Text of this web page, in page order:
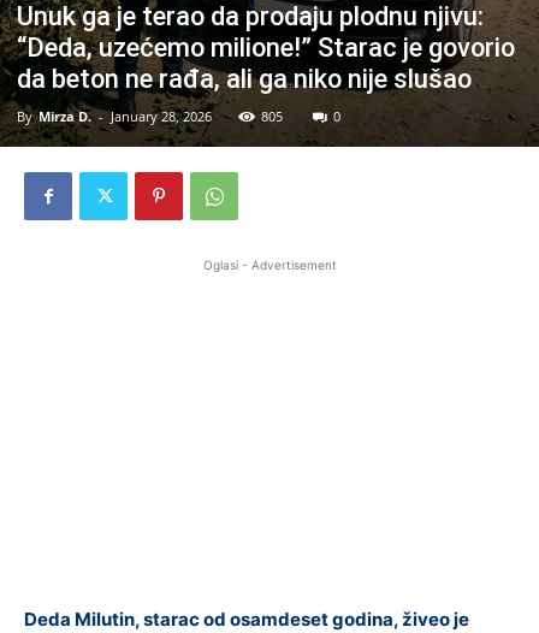
Unuk ga je terao da prodaju plodnu njivu:
“Deda, uzećemo milione!” Starac je govorio
da beton ne rađa, ali ga niko nije slušao
By Mirza D. - January 28, 2026 805 0
Oglasi - Advertisement
Deda Milutin, starac od osamdeset godina, živeo je